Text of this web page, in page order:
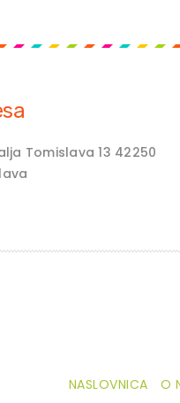
Tomislava 13 42250
NASLOVNICA O